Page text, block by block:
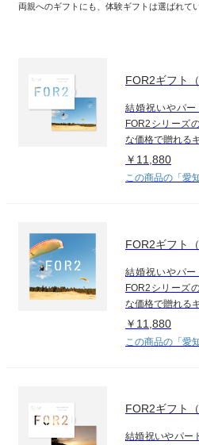
両親へのギフトにも、体験ギフトは選ばれてい
FOR2ギフト（
結婚祝いやパー
FOR2シリーズ
な価格で贈れる
￥11,880
この商品の「愛
FOR2ギフト
結婚祝いやパー
FOR2シリーズ
な価格で贈れる
￥11,880
この商品の「愛
FOR2ギフト
結婚祝いやパー